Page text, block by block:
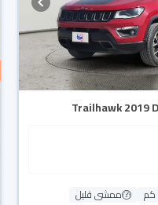
ممشى قليل